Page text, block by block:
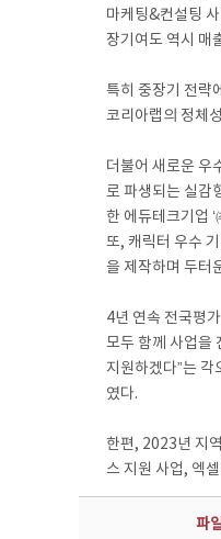
마케팅&컨설팅
장기여도 역시 매
특히 중장기 전략
코리아랩의 정체
더불어 새로운 우
로 파생되는 실감
한 에듀테크기업
또, 캐릭터 우수
을 제작하며 두터
4년 연속 전국평
모두 함께 사업을
지원하겠다”는 각
였다.
한편, 2023년 지
스 지원 사업, 엑
파일